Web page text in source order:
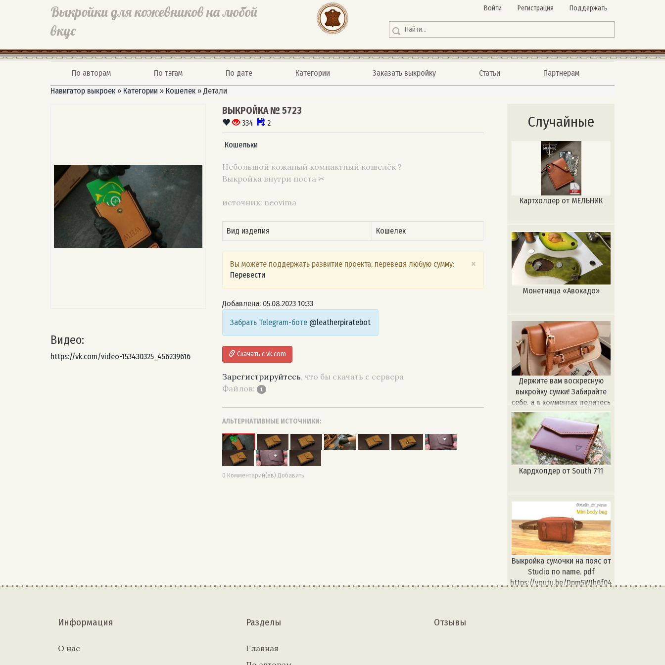
Выкройки для кожевников на любой
вкус
Войти Регистрация Поддержать
По авторам По тэгам По дате Категории Заказать выкройку Статьи
Партнерам
Навигатор выкроек » Категории » Кошелек » Детали
Видео:
https://vk.com/video-153430325_456239616
ВЫКРОЙКА № 5723
334 2
Кошельки
Небольшой кожаный компактный кошелёк ?
Выкройка внутри поста ✂
источник: neovima
Вид изделия Кошелек
×
Вы можете поддержать развитие проекта, переведя любую сумму:
Перевести
Добавлена: 05.08.2023 10:33
Забрать Telegram-боте @leatherpiratebot
Скачать с vk.com
Зарегистрируйтесь, что бы скачать с сервера
Файлов:
1
АЛЬТЕРНАТИВНЫЕ ИСТОЧНИКИ:
0 Комментарий(ев) Добавить
Случайные
Картхолдер от МЕЛЬНИК
Монетница «Авокадо»
Держите вам воскресную
выкройку сумки! Забирайте
себе, а в комментах делитесь
работами и спрашивайте
совета 😉 Нас читают как
новички, так и опытные
мастера. Так что вам с
радостью подскажут и помогут
🤝
Кардхолдер от South 711
Выкройка сумочки на пояс от
Studio no name. pdf
https://youtu.be/Dpm5WJh6f04
Информация
О нас
Разделы
Главная
Отзывы